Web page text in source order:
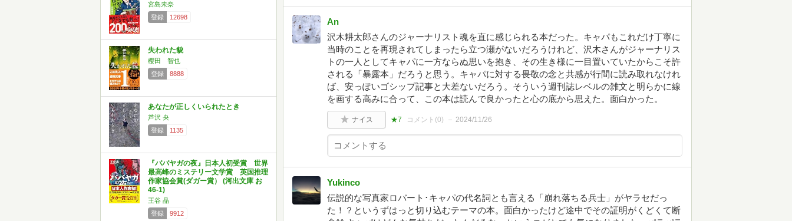
宮島未奈
登録
12698
失われた貌
櫻田 智也
登録
8888
あなたが正しくいられたとき
芦沢 央
登録
1135
『ババヤガの夜』日本人初受賞 世界
最高峰のミステリー文学賞 英国推理
作家協会賞(ダガー賞） (河出文庫 お
46-1)
王谷 晶
登録
9912
An
沢木耕太郎さんのジャーナリスト魂を直に感じられる本だった。キャパもこれだけ丁寧に
当時のことを再現されてしまったら立つ瀬がないだろうけれど、沢木さんがジャーナリス
トの一人としてキャパに一方ならぬ思いを抱き、その生き様に一目置いていたからこそ許
される「暴露本」だろうと思う。キャパに対する畏敬の念と共感が行間に読み取れなけれ
ば、安っぽいゴシップ記事と大差ないだろう。そういう週刊誌レベルの雑文と明らかに線
を画する高みに合って、この本は読んで良かったと心の底から思えた。面白かった。
ナイス ★7 コメント(0) 2024/11/26
Yukinco
伝説的な写真家ロバート･キャパの代名詞とも言える「崩れ落ちる兵士」がヤラセだっ
た！？というずはっと切り込むテーマの本。面白かったけど途中でその証明がくどくて断